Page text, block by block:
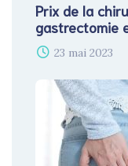
Prix de la
gastrectomie
23 mai 2023